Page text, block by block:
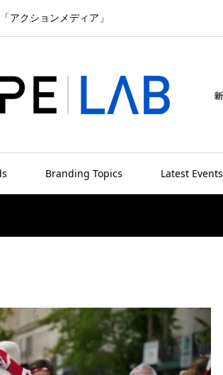
アクションメディア」
Branding Topics Latest Events